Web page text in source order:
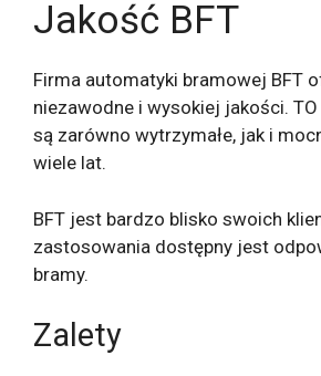
Jakość BFT
Firma automatyki bramowej BFT
niezawodne i wysokiej jakości. TO
są zarówno wytrzymałe, jak i
wiele lat.
BFT jest bardzo blisko swoich
zastosowania dostępny jest
bramy.
Zalety